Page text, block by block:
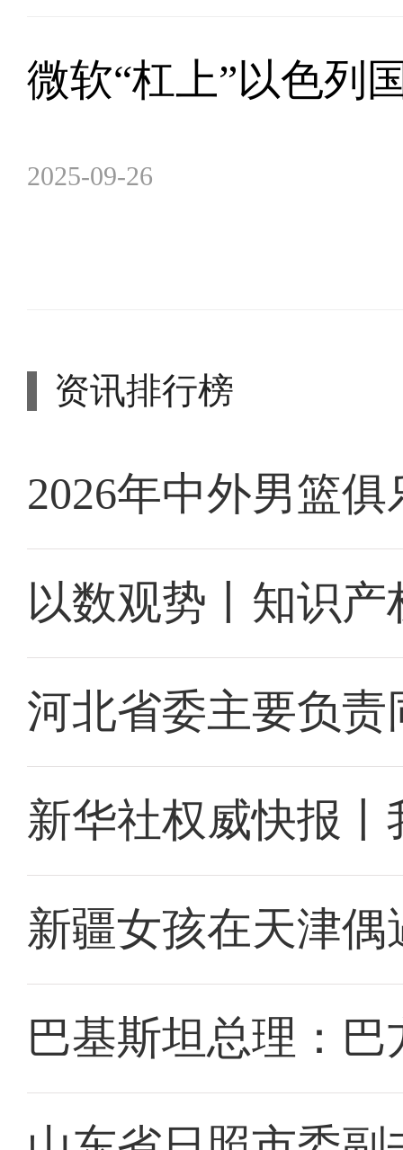
微软“杠上”以色列
2025-09-26
资讯排行榜
2026年中外男篮
以数观势丨知识
河北省委主要负
新华社权威快报
新疆女孩在天津
巴基斯坦总理：